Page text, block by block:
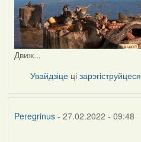
Движ...
Увайдзіце цізарэгіструйцеся
Peregrinus- 27.02.2022 - 09:48